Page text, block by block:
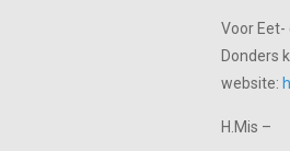
Voor Eet-
Donders
website:
H.Mis –